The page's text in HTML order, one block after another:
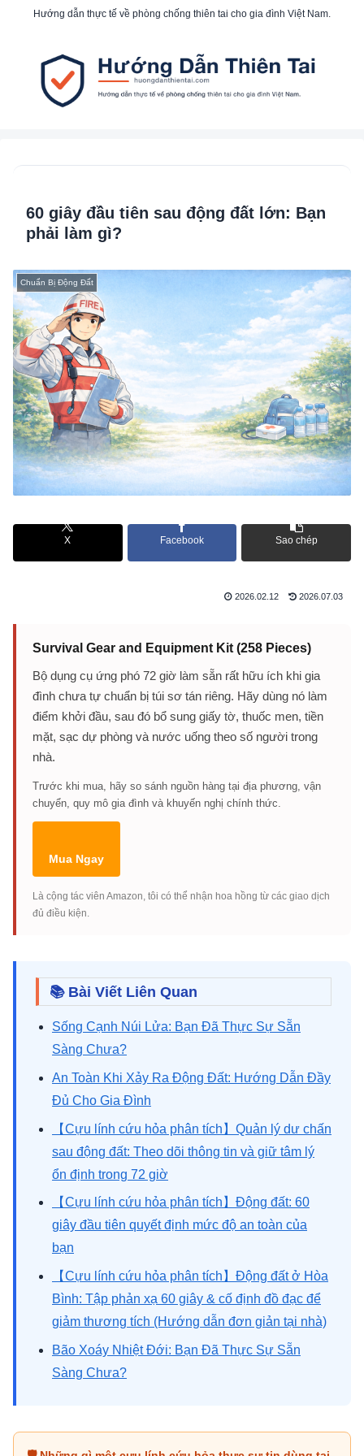
Hướng dẫn thực tế về phòng chống thiên tai cho gia đình Việt Nam.
60 giây đầu tiên sau động đất lớn: Bạn
phải làm gì?
Chuẩn Bị Động Đất
X Facebook Sao chép
2026.02.12 2026.07.03
Survival Gear and Equipment Kit (258 Pieces)
Bộ dụng cụ ứng phó 72 giờ làm sẵn rất hữu ích khi gia
đình chưa tự chuẩn bị túi sơ tán riêng. Hãy dùng nó làm
điểm khởi đầu, sau đó bổ sung giấy tờ, thuốc men, tiền
mặt, sạc dự phòng và nước uống theo số người trong
nhà.
Trước khi mua, hãy so sánh nguồn hàng tại địa phương, vận
chuyển, quy mô gia đình và khuyến nghị chính thức.
Mua Ngay
Là cộng tác viên Amazon, tôi có thể nhận hoa hồng từ các giao dịch
đủ điều kiện.
📚 Bài Viết Liên Quan
Sống Cạnh Núi Lửa: Bạn Đã Thực Sự Sẵn
Sàng Chưa?
An Toàn Khi Xảy Ra Động Đất: Hướng Dẫn Đầy
Đủ Cho Gia Đình
【Cựu lính cứu hỏa phân tích】Quản lý dư chấn
sau động đất: Theo dõi thông tin và giữ tâm lý
ổn định trong 72 giờ
【Cựu lính cứu hỏa phân tích】Động đất: 60
giây đầu tiên quyết định mức độ an toàn của
bạn
【Cựu lính cứu hỏa phân tích】Động đất ở Hòa
Bình: Tập phản xạ 60 giây & cố định đồ đạc để
giảm thương tích (Hướng dẫn đơn giản tại nhà)
Bão Xoáy Nhiệt Đới: Bạn Đã Thực Sự Sẵn
Sàng Chưa?